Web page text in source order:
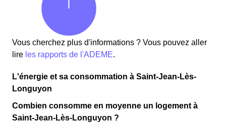
Vous cherchez plus d'informations ? Vous pouvez aller
lire les rapports de l'ADEME.
L'énergie et sa consommation à Saint-Jean-Lès-
Longuyon
Combien consomme en moyenne un logement à
Saint-Jean-Lès-Longuyon ?